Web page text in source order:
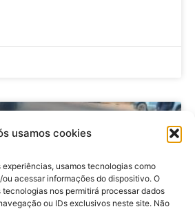
usamos cookies
experiências, usamos tecnologias como
acessar informações do dispositivo. O
nos permitirá processar dados
ou IDs exclusivos neste site. Não